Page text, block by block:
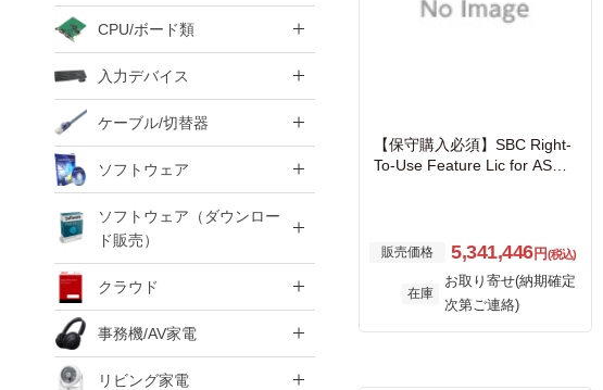
【保守購入必須】SBC Right-
To-Use Feature Lic for ASR1
販売価格 5,341,446円(税込)
在庫
お取り寄せ(納期確定
次第ご連絡)
CPU/ボード類
入力デバイス
ケーブル/切替器
ソフトウェア
ソフトウェア（ダウンロー
ド販売）
クラウド
事務機/AV家電
リビング家電